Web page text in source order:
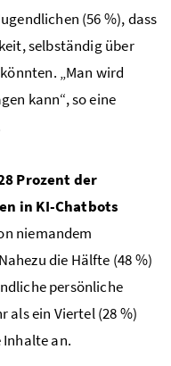
(56 %), dass
selbständig über
„Man wird
kann“, so eine
Prozent der
in KI-Chatbots
niemandem
die Hälfte (48 %)
persönliche
als ein Viertel (28 %)
an.